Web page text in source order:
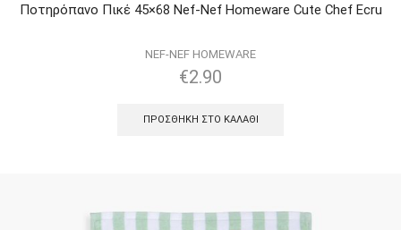
Ποτηρόπανο Πικέ 45×68 Nef-Nef Homeware Cute Chef Ecru
NEF-NEF HOMEWARE
€2.90
ΠΡΟΣΘΉΚΗ ΣΤΟ ΚΑΛΆΘΙ